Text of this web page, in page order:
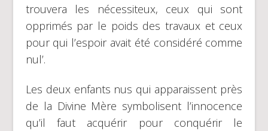
trouvera les nécessiteux, ceux qui sont
opprimés par le poids des travaux et ceux
pour qui l’espoir avait été considéré comme
nul’.
Les deux enfants nus qui apparaissent près
de la Divine Mère symbolisent l’innocence
qu’il faut acquérir pour conquérir le